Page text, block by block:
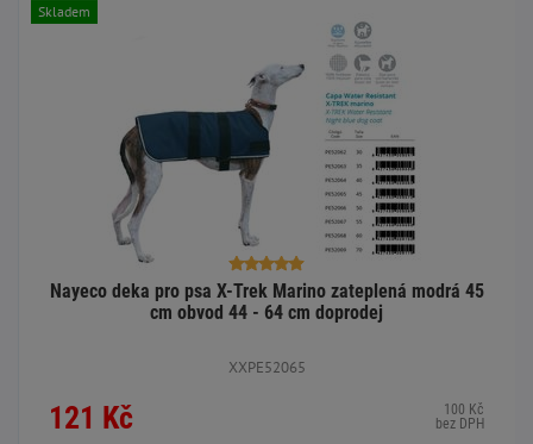
Nayeco deka pro psa X-Trek Marino zateplená modrá 45
cm obvod 44 - 64 cm doprodej
XXPE52065
121 Kč
100 Kč
bez DPH
Skladem